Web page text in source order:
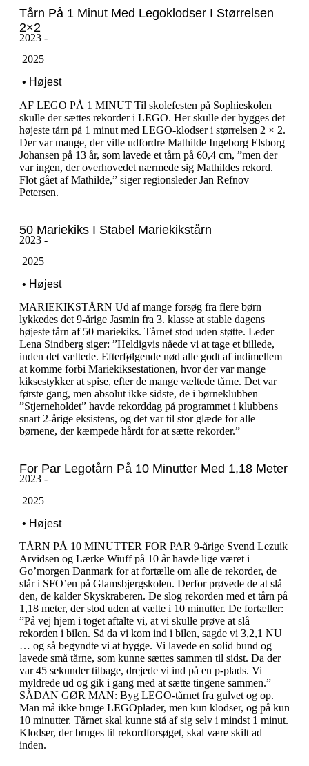
Tårn På 1 Minut Med Legoklodser I Størrelsen
2×2
2023 -
‎ ‎2025
‎ ‎• Højest
AF LEGO PÅ 1 MINUT Til skolefesten på Sophieskolen
skulle der sættes rekorder i LEGO. Her skulle der bygges det
højeste tårn på 1 minut med LEGO-klodser i størrelsen 2 × 2.
Der var mange, der ville udfordre Mathilde Ingeborg Elsborg
Johansen på 13 år, som lavede et tårn på 60,4 cm, ”men der
var ingen, der overhovedet nærmede sig Mathildes rekord.
Flot gået af Mathilde,” siger regionsleder Jan Refnov
Petersen.
50 Mariekiks I Stabel Mariekikstårn
2023 -
‎ ‎2025
‎ ‎• Højest
MARIEKIKSTÅRN Ud af mange forsøg fra flere børn
lykkedes det 9-årige Jasmin fra 3. klasse at stable dagens
højeste tårn af 50 mariekiks. Tårnet stod uden støtte. Leder
Lena Sindberg siger: ”Heldigvis nåede vi at tage et billede,
inden det væltede. Efterfølgende nød alle godt af indimellem
at komme forbi Mariekiksestationen, hvor der var mange
kiksestykker at spise, efter de mange væltede tårne. Det var
første gang, men absolut ikke sidste, de i børneklubben
”Stjerneholdet” havde rekorddag på programmet i klubbens
snart 2-årige eksistens, og det var til stor glæde for alle
børnene, der kæmpede hårdt for at sætte rekorder.”
For Par Legotårn På 10 Minutter Med 1,18 Meter
2023 -
‎ ‎2025
‎ ‎• Højest
TÅRN PÅ 10 MINUTTER FOR PAR 9-årige Svend Lezuik
Arvidsen og Lærke Wiuff på 10 år havde lige været i
Go’morgen Danmark for at fortælle om alle de rekorder, de
slår i SFO’en på Glamsbjergskolen. Derfor prøvede de at slå
den, de kalder Skyskraberen. De slog rekorden med et tårn på
1,18 meter, der stod uden at vælte i 10 minutter. De fortæller:
”På vej hjem i toget aftalte vi, at vi skulle prøve at slå
rekorden i bilen. Så da vi kom ind i bilen, sagde vi 3,2,1 NU
… og så begyndte vi at bygge. Vi lavede en solid bund og
lavede små tårne, som kunne sættes sammen til sidst. Da der
var 45 sekunder tilbage, drejede vi ind på en p-plads. Vi
myldrede ud og gik i gang med at sætte tingene sammen.”
SÅDAN GØR MAN: Byg LEGO-tårnet fra gulvet og op.
Man må ikke bruge LEGOplader, men kun klodser, og på kun
10 minutter. Tårnet skal kunne stå af sig selv i mindst 1 minut.
Klodser, der bruges til rekordforsøget, skal være skilt ad
inden.